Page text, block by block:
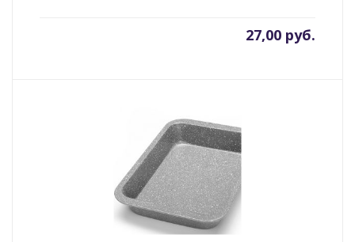
27,00 руб.